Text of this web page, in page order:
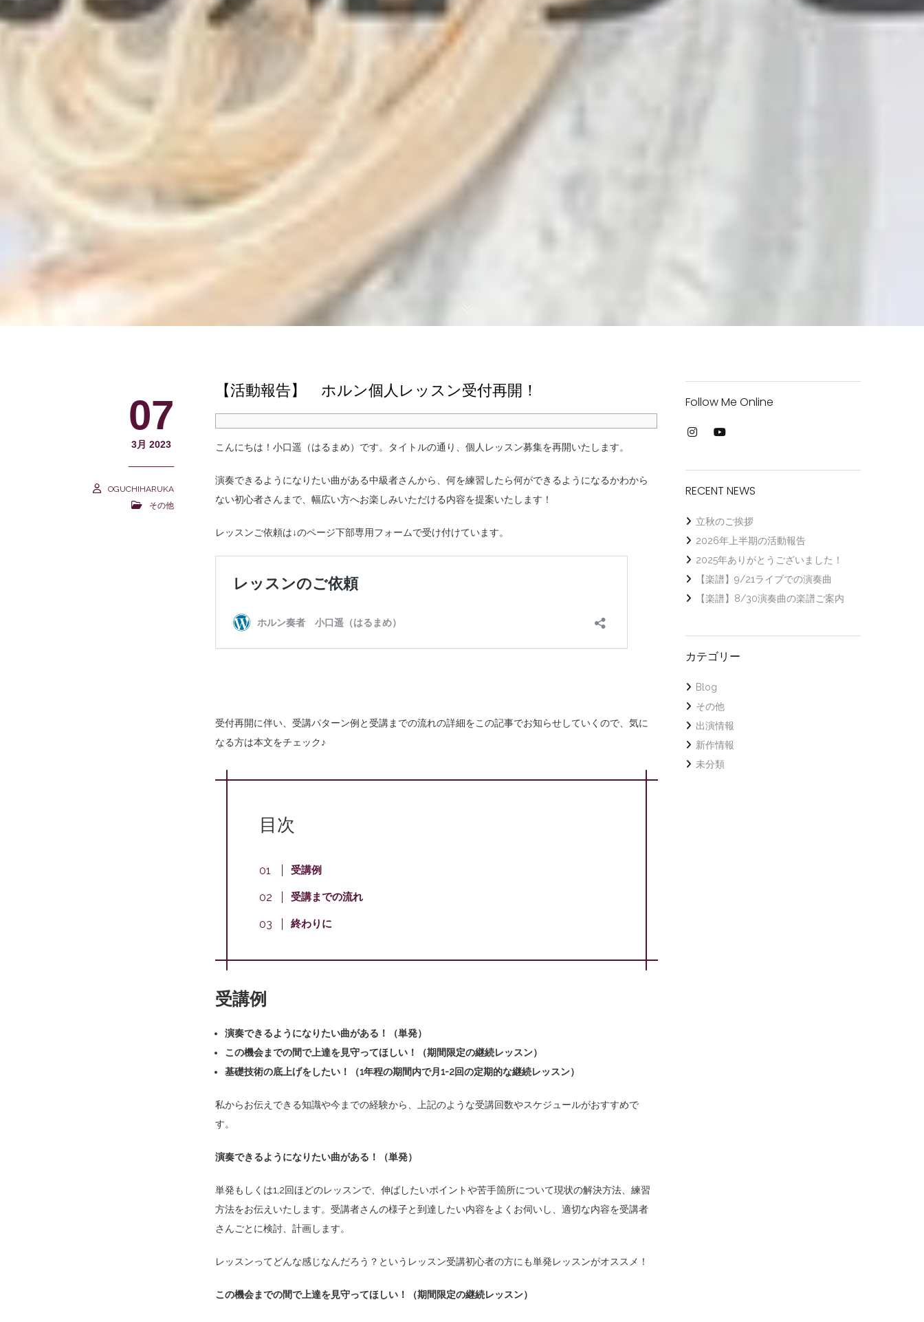
07
3月 2023
OGUCHIHARUKA
その他
【活動報告】 ホルン個人レッスン受付再開！
こんにちは！小口遥（はるまめ）です。タイトルの通り、個人レッスン募集を再開いたします。
演奏できるようになりたい曲がある中級者さんから、何を練習したら何ができるようになるかわから
ない初心者さんまで、幅広い方へお楽しみいただける内容を提案いたします！
レッスンご依頼は↓のページ下部専用フォームで受け付けています。
受付再開に伴い、受講パターン例と受講までの流れの詳細をこの記事でお知らせしていくので、気に
なる方は本文をチェック♪
目次
受講例
受講までの流れ
終わりに
受講例
演奏できるようになりたい曲がある！（単発）
この機会までの間で上達を見守ってほしい！（期間限定の継続レッスン）
基礎技術の底上げをしたい！（1年程の期間内で月1-2回の定期的な継続レッスン）
私からお伝えできる知識や今までの経験から、上記のような受講回数やスケジュールがおすすめで
す。
演奏できるようになりたい曲がある！（単発）
単発もしくは1,2回ほどのレッスンで、伸ばしたいポイントや苦手箇所について現状の解決方法、練習
方法をお伝えいたします。受講者さんの様子と到達したい内容をよくお伺いし、適切な内容を受講者
さんごとに検討、計画します。
レッスンってどんな感じなんだろう？というレッスン受講初心者の方にも単発レッスンがオススメ！
この機会までの間で上達を見守ってほしい！（期間限定の継続レッスン）
Follow Me Online
RECENT NEWS
立秋のご挨拶
2026年上半期の活動報告
2025年ありがとうございました！
【楽譜】9/21ライブでの演奏曲
【楽譜】8/30演奏曲の楽譜ご案内
カテゴリー
Blog
その他
出演情報
新作情報
未分類